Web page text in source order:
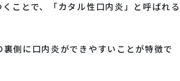
ことで、「カタル性口内炎」と呼ばれる
側に口内炎ができやすいことが特徴で